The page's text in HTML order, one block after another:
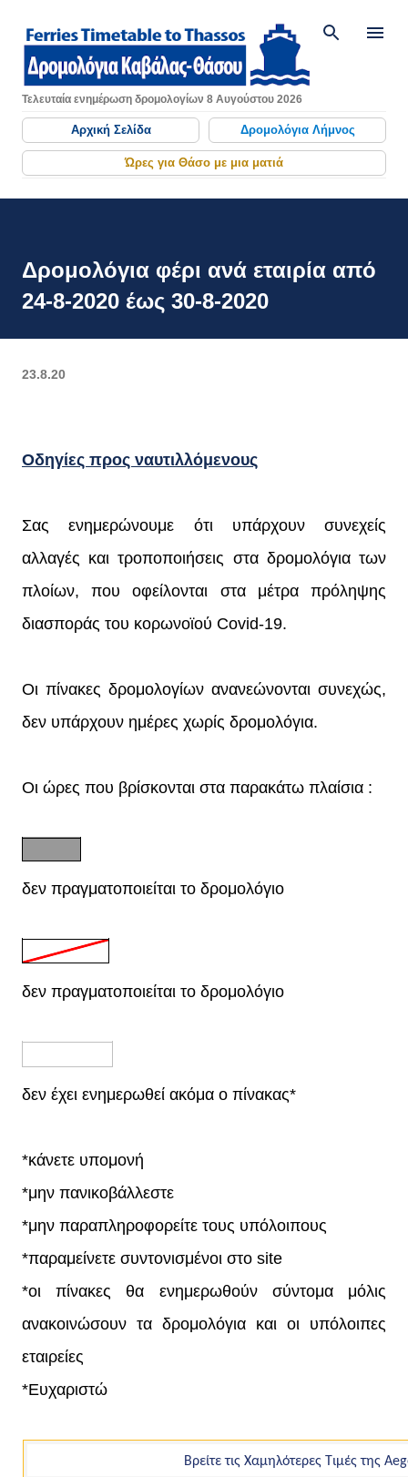
Μετάβαση στο κύριο
Τελευταία ενημέρωση δρομολογίων 8 Αυγούστου 2026
Αρχική Σελίδα Δρομολόγια Λήμνος
Ώρες για Θάσο με μια ματιά
Δρομολόγια φέρι ανά εταιρία από
24-8-2020 έως 30-8-2020
23.8.20
Οδηγίες προς ναυτιλλόμενους
Σας ενημερώνουμε ότι υπάρχουν συνεχείς
αλλαγές και τροποποιήσεις στα δρομολόγια των
πλοίων, που οφείλονται στα μέτρα πρόληψης
διασποράς του κορωνοϊού Covid-19.
Οι πίνακες δρομολογίων ανανεώνονται συνεχώς,
δεν υπάρχουν ημέρες χωρίς δρομολόγια.
Οι ώρες που βρίσκονται στα παρακάτω πλαίσια :
δεν πραγματοποιείται το δρομολόγιο
δεν πραγματοποιείται το δρομολόγιο
δεν έχει ενημερωθεί ακόμα ο πίνακας*
*κάνετε υπομονή
*μην πανικοβάλλεστε
*μην παραπληροφορείτε τους υπόλοιπους
*παραμείνετε συντονισμένοι στο site
*οι πίνακες θα ενημερωθούν σύντομα μόλις
ανακοινώσουν τα δρομολόγια και οι υπόλοιπες
εταιρείες
*Ευχαριστώ
Βρείτε τις Χαμηλότερες Τιμές της